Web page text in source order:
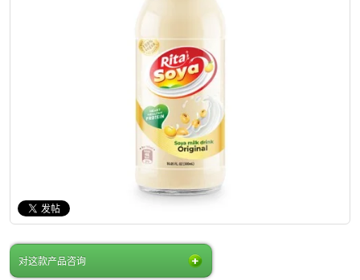
对这款产品咨询